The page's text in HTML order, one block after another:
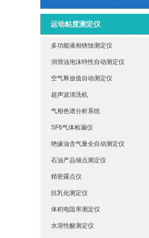
运动粘度测定仪
多功能液相锈蚀测定仪
润滑油泡沫特性自动测定仪
空气释放值自动测定仪
超声波清洗机
气相色谱分析系统
SF6气体检漏仪
绝缘油含气量全自动测定仪
石油产品倾点测定仪
精密露点仪
抗乳化测定仪
体积电阻率测定仪
水溶性酸测定仪